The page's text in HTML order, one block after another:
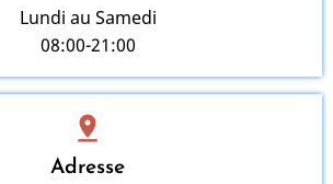
Lundi au Samedi
08:00-21:00
pin_drop
Adresse